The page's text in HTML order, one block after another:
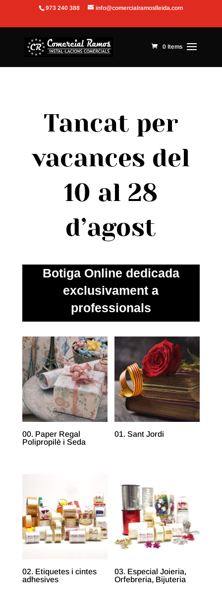
Obre la barra d'eines
973 240 388 info@comercialramoslleida.com
0 Items
Tancat per
vacances del
10 al 28
d’agost
Botiga Online dedicada
exclusivament a
professionals
00. Paper Regal
Polipropilè i Seda
01. Sant Jordi
02. Etiquetes i cintes
adhesives
03. Especial Joieria,
Orfebreria, Bijuteria